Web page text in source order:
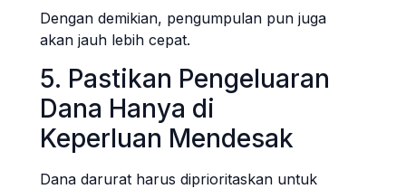
Dengan demikian, pengumpulan pun juga
akan jauh lebih cepat.
5. Pastikan Pengeluaran
Dana Hanya di
Keperluan Mendesak
Dana darurat harus diprioritaskan untuk